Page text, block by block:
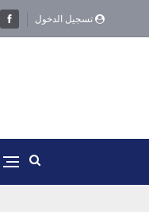
تسجيل الدخول